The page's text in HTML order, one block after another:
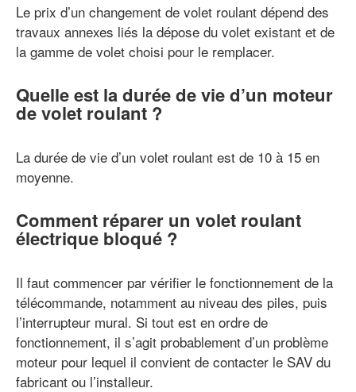
Le prix d’un changement de volet roulant dépend des
travaux annexes liés la dépose du volet existant et de
la gamme de volet choisi pour le remplacer.
Quelle est la durée de vie d’un moteur
de volet roulant ?
La durée de vie d’un volet roulant est de 10 à 15 en
moyenne.
Comment réparer un volet roulant
électrique bloqué ?
Il faut commencer par vérifier le fonctionnement de la
télécommande, notamment au niveau des piles, puis
l’interrupteur mural. Si tout est en ordre de
fonctionnement, il s’agit probablement d’un problème
moteur pour lequel il convient de contacter le SAV du
fabricant ou l’installeur.